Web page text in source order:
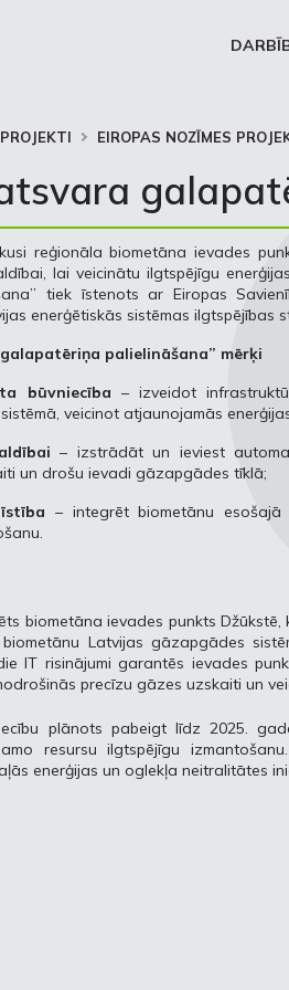
EIROPAS NOZĪMES
reģionāla biometāna ievades
lai veicinātu ilgtspējīgu
tiek īstenots ar Eiropas
enerģētiskās sistēmas ilgtspējības
palielināšana” mērķi
būvniecība – izveidot
veicinot atjaunojamās
– izstrādāt un ieviest
un drošu ievadi gāzapgādes tīklā;
– integrēt biometānu
biometāna ievades punkts
Latvijas gāzapgādes
IT risinājumi garantēs ievades
precīzu gāzes uzskaiti un
plānots pabeigt līdz 2025.
resursu ilgtspējīgu
enerģijas un oglekļa neitralitātes